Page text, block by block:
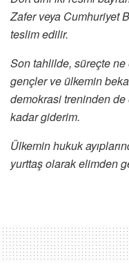
Zafer veya Cumhuriyet
teslim edilir.
Son tahlilde, süreçte ne
gençler ve ülkemin
demokrasi treninden
kadar giderim.
Ülkemin hukuk
yurttaş olarak elimden